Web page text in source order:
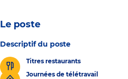
Le poste
Descriptif du poste
Titres restaurants
Journées de télétravail